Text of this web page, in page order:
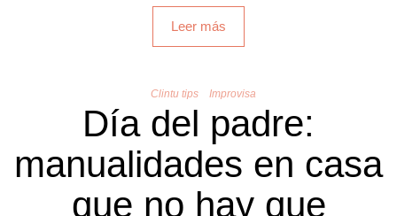
Leer más
Clintu tips Improvisa
Día del padre:
manualidades en casa
que no hay que